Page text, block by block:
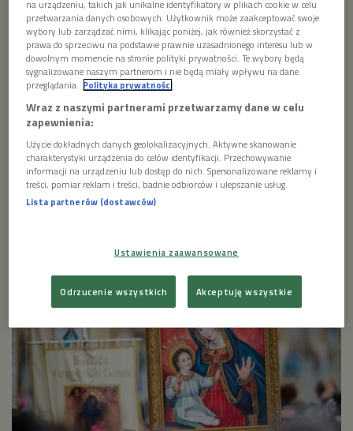
Tradigo „Maryja w sztuce” stanowi wyjątkową
kolekcję przedstawień Maryi w różnych momentach
jej życia – od dzieciństwa opisanego w apokryfach,
przez zaślubiny z Józefem, aż po Wniebowzięcie,
którego święto przypada 15 sierpnia. Gościem
audycji jest ks. dr Jan Nowak - redaktor naczelny
wydawnictwa Jedność.
AUDIO 1 plik
 26'05 
MARYJA W SZTUCE
na urządzeniu, takich jak unikalne identyfikatory w plikach cookie w celu
przetwarzania danych osobowych. Użytkownik może zaakceptować swoje
wybory lub zarządzać nimi, klikając poniżej, jak również skorzystać z
prawa do sprzeciwu na podstawie prawnie uzasadnionego interesu lub w
dowolnym momencie na stronie polityki prywatności. Te wybory będą
sygnalizowane naszym partnerom i nie będą miały wpływu na dane
przeglądania. Polityka prywatności
Wraz z naszymi partnerami przetwarzamy dane w celu
zapewnienia:
Użycie dokładnych danych geolokalizacyjnych. Aktywne skanowanie
charakterystyki urządzenia do celów identyfikacji. Przechowywanie
informacji na urządzeniu lub dostęp do nich. Spersonalizowane reklamy i
treści, pomiar reklam i treści, badnie odbiorców i ulepszanie usług.
Lista partnerów (dostawców)
Ustawienia zaawansowane
Odrzucenie wszystkich Akceptuję wszystkie